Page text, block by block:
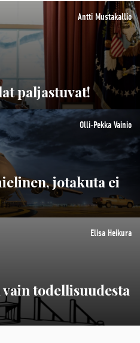
Antti Mustakallio
paljastuvat!
Olli-Pekka Vainio
jotakuta ei
Elisa Heikura
todellisuudesta